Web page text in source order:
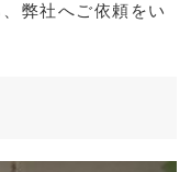
弊社へご依頼をい